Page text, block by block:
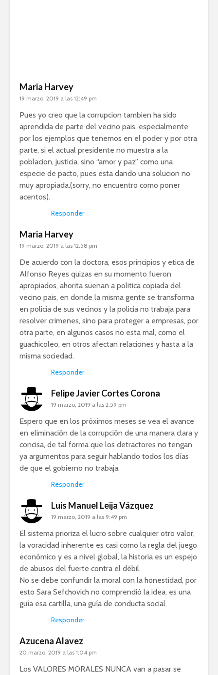
Maria Harvey
19 marzo, 2019 a las 12:49 pm
Pues yo creo que la corrupcion tambien ha sido
aprendida de parte del vecino pais, especialmente
por los ejemplos que tenemos en el poder y por otra
parte, si el actual presidente no muestra a la
poblacion, justicia, sino “amor y paz” como una
especie de pacto, pues esta dando una solucion no
muy apropiada.(sorry, no encuentro como poner
acentos).
Responder
Maria Harvey
19 marzo, 2019 a las 12:58 pm
De acuerdo con la doctora, esos principios y etica de
Alfonso Reyes quizas en su momento fueron
apropiados, ahorita suenan a politica copiada del
vecino pais, en donde la misma gente se transforma
en policia de sus vecinos y la policia no trabaja para
resolver crimenes, sino para proteger a empresas, por
otra parte, en algunos casos no esta mal, como el
guachicoleo, en otros afectan relaciones y hasta a la
misma sociedad.
Responder
Felipe Javier Cortes Corona
19 marzo, 2019 a las 2:59 pm
Espero que en los próximos meses se vea el avance
en eliminación de la corrupción de una manera clara y
concisa, de tal forma que los detractores no tengan
ya argumentos para seguir hablando todos los días
de que el gobierno no trabaja.
Responder
Luis Manuel Leija Vázquez
19 marzo, 2019 a las 9:49 pm
El sistema prioriza el lucro sobre cualquier otro valor,
la voracidad inherente es casi como la regla del juego
económico y es a nivel global, la historia es un espejo
de abusos del fuerte contra el débil.
No se debe confundir la moral con la honestidad, por
esto Sara Sefchovich no comprendió la idea, es una
guía esa cartilla, una guía de conducta social.
Responder
Azucena Alavez
20 marzo, 2019 a las 1:04 pm
Los VALORES MORALES NUNCA van a pasar se